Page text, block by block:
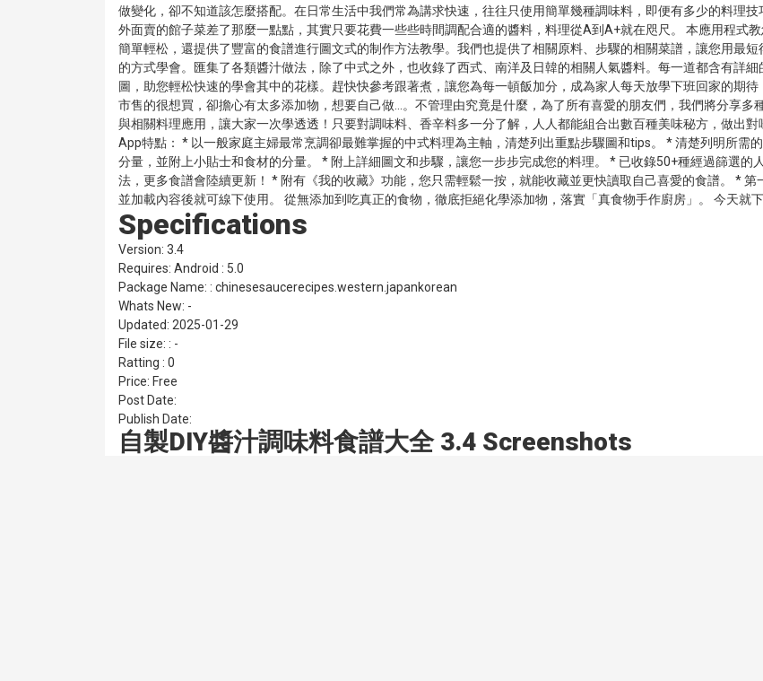
做變化，卻不知道該怎麼搭配。在日常生活中我們常為講求快速，往往只使用簡單幾種調味料，即便有多少的料理技
外面賣的館子菜差了那麼一點點，其實只要花費一些些時間調配合適的醬料，料理從A到A+就在咫尺。 本應用程式
簡單輕松，還提供了豐富的食譜進行圖文式的制作方法教學。我們也提供了相關原料、步驟的相關菜譜，讓您用最短
的方式學會。匯集了各類醬汁做法，除了中式之外，也收錄了西式、南洋及日韓的相關人氣醬料。每一道都含有詳細
圖，助您輕松快速的學會其中的花樣。趕快快參考跟著煮，讓您為每一頓飯加分，成為家人每天放學下班回家的期待
市售的很想買，卻擔心有太多添加物，想要自己做...。不管理由究竟是什麼，為了所有喜愛的朋友們，我們將分享多
與相關料理應用，讓大家一次學透透！只要對調味料、香辛料多一分了解，人人都能組合出數百種美味秘方，做出對
App特點： * 以一般家庭主婦最常烹調卻最難掌握的中式料理為主軸，清楚列出重點步驟圖和tips。 * 清楚列明所需
分量，並附上小貼士和食材的分量。 * 附上詳細圖文和步驟，讓您一步步完成您的料理。 * 已收錄50+種經過篩選的
法，更多食譜會陸續更新！ * 附有《我的收藏》功能，您只需輕鬆一按，就能收藏並更快讀取自己喜愛的食譜。 * 第
並加載內容後就可線下使用。 從無添加到吃真正的食物，徹底拒絕化學添加物，落實「真食物手作廚房」。 今天就下
Specifications
Version: 3.4
Requires: Android : 5.0
Package Name: : chinesesaucerecipes.western.japankorean
Whats New: -
Updated: 2025-01-29
File size: : -
Ratting : 0
Price: Free
Post Date:
Publish Date:
自製DIY醬汁調味料食譜大全 3.4 Screenshots